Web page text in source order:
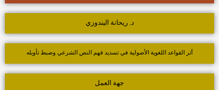
د. ريحانة اليندوزي
أثر القواعد اللغوية الأصولية في تسديد فهم النص الشرعي وضبط تأويله
جهة العمل